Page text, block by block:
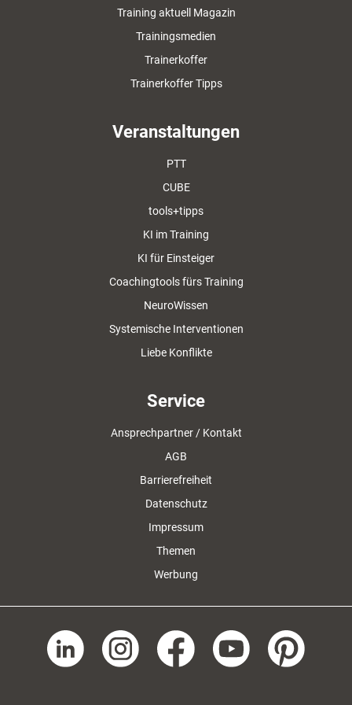
Training aktuell Magazin
Trainingsmedien
Trainerkoffer
Trainerkoffer Tipps
Veranstaltungen
PTT
CUBE
tools+tipps
KI im Training
KI für Einsteiger
Coachingtools fürs Training
NeuroWissen
Systemische Interventionen
Liebe Konflikte
Service
Ansprechpartner / Kontakt
AGB
Barrierefreiheit
Datenschutz
Impressum
Themen
Werbung